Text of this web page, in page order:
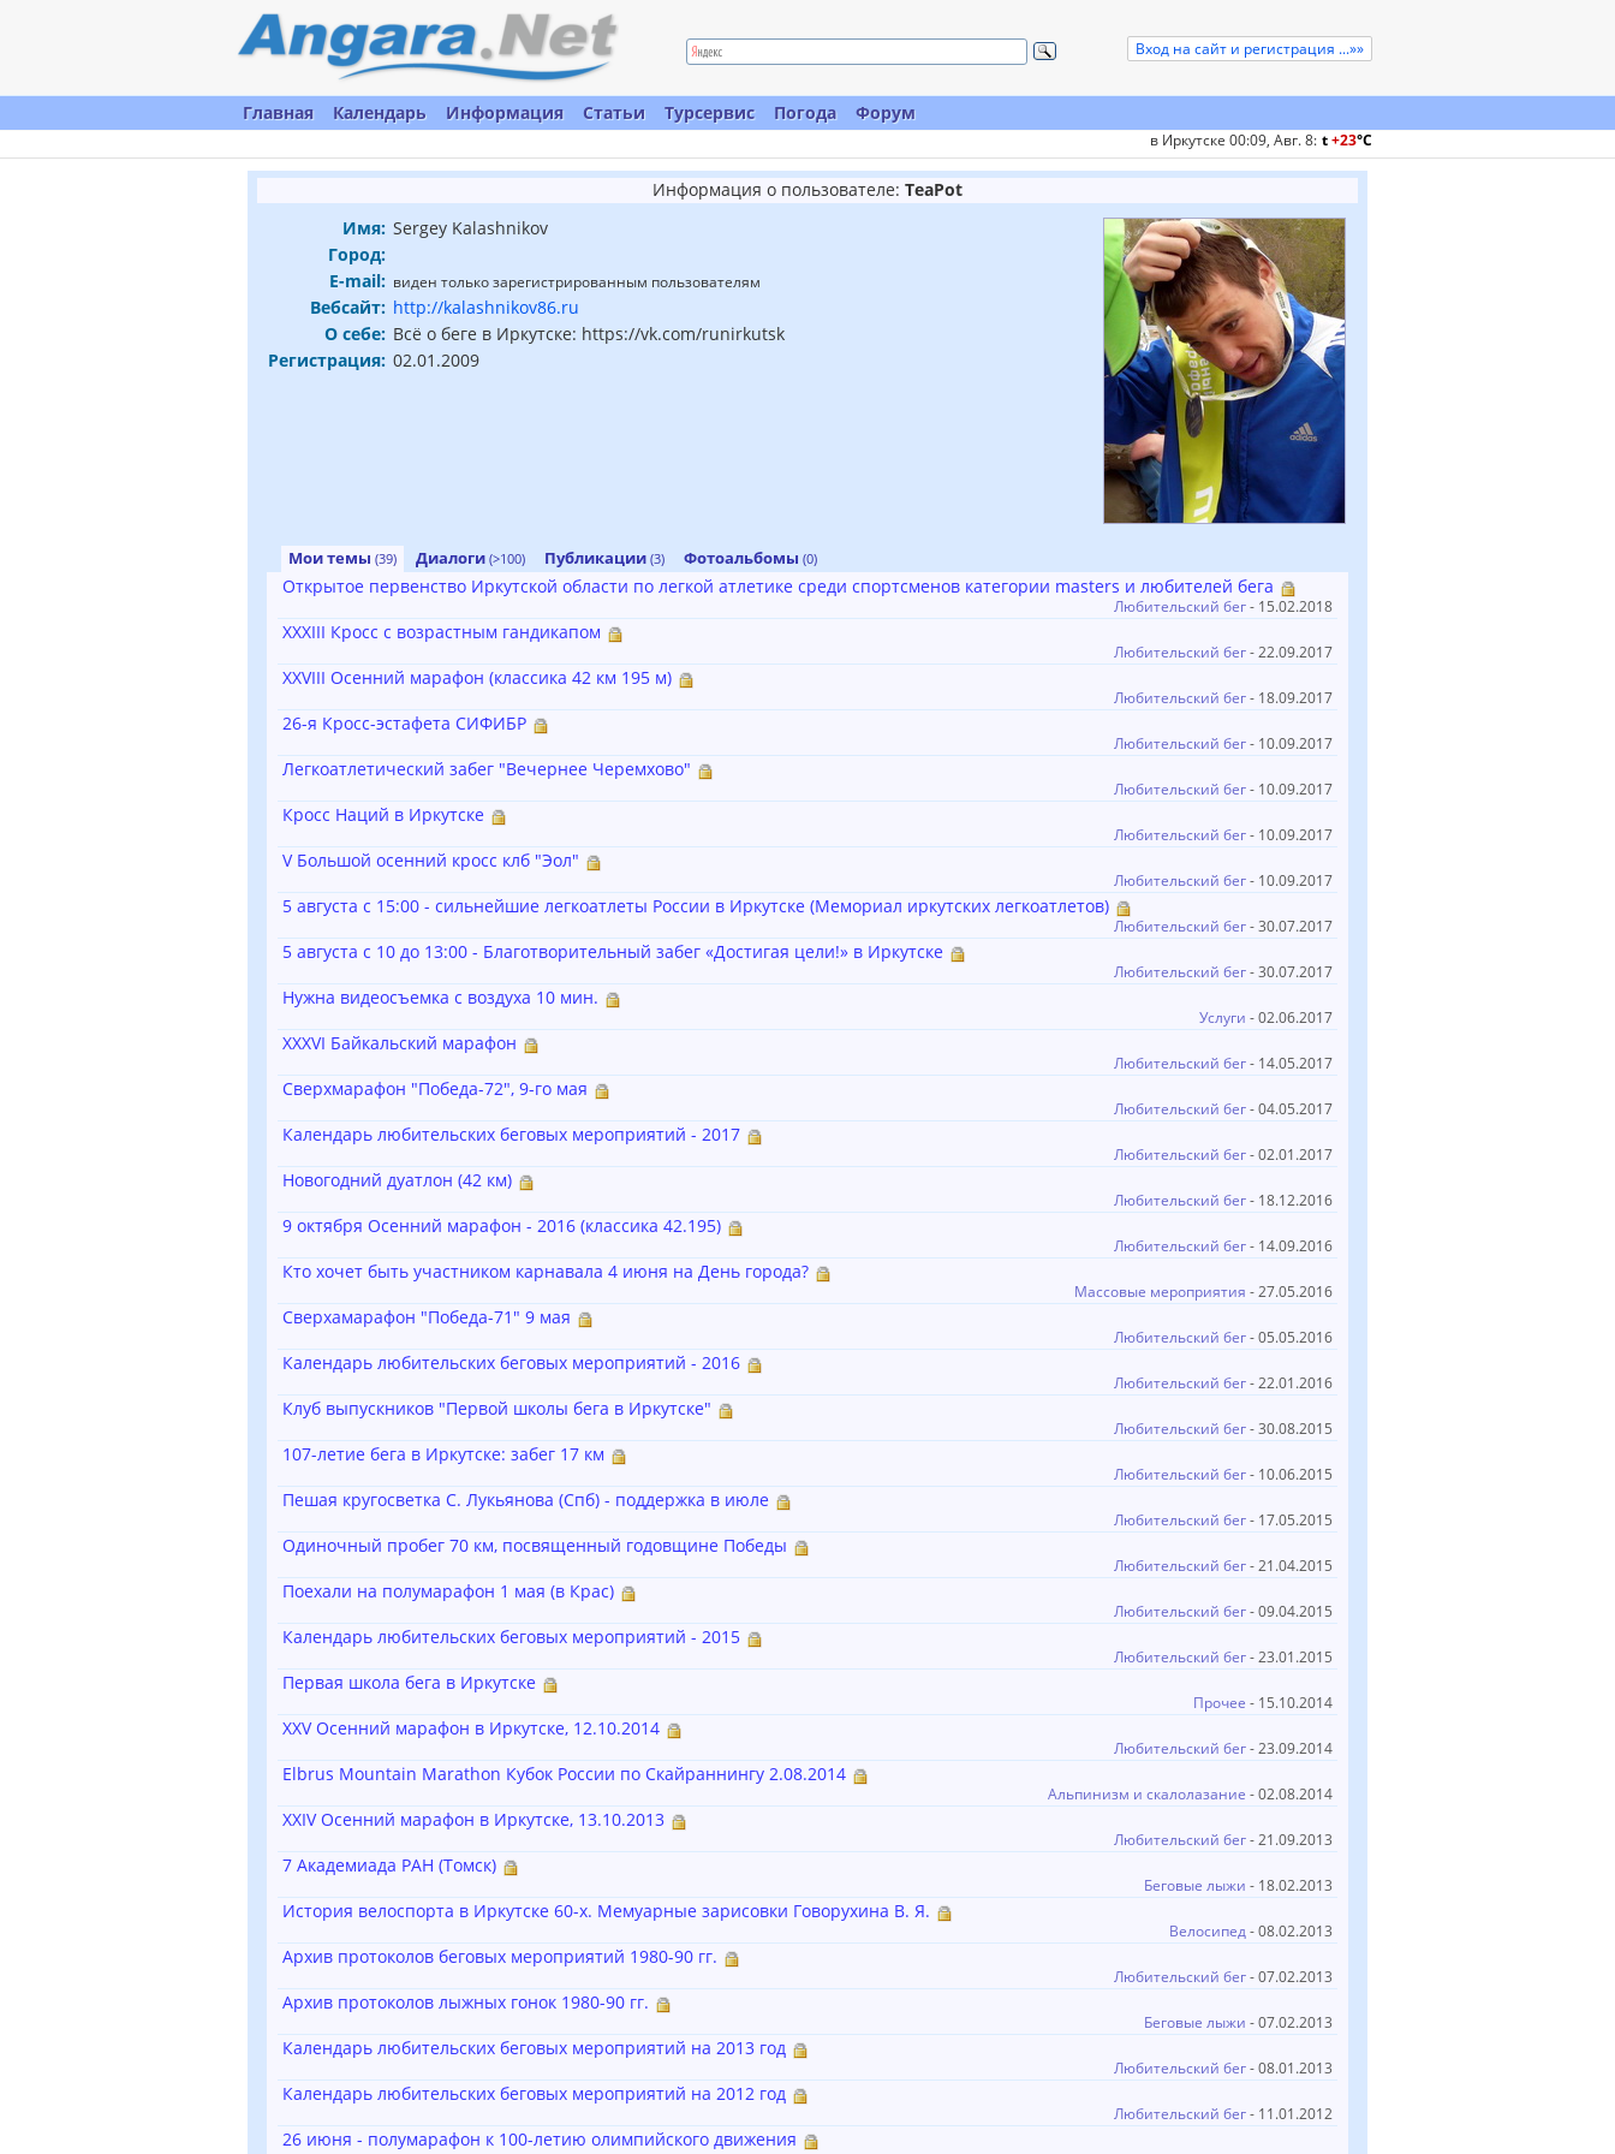
Вход на сайт и регистрация ...»»
Главная Календарь Информация Статьи Турсервис Погода Форум
в Иркутске 00:09, Авг. 8: t+23°C
Информация о пользователе: TeaPot
Имя: Sergey Kalashnikov
Город:
E-mail: виден только зарегистрированным пользователям
Вебсайт: http://kalashnikov86.ru
О себе: Всё о беге в Иркутске: https://vk.com/runirkutsk
Регистрация: 02.01.2009
Мои темы (39) Диалоги (>100) Публикации (3) Фотоальбомы (0)
Открытое первенство Иркутской области по легкой атлетике среди спортсменов категории masters и любителей бега
Любительский бег- 15.02.2018
XXXIII Кросс с возрастным гандикапом
Любительский бег- 22.09.2017
ХХVIII Осенний марафон (классика 42 км 195 м)
Любительский бег- 18.09.2017
26-я Кросс-эстафета СИФИБР
Любительский бег- 10.09.2017
Легкоатлетический забег "Вечернее Черемхово"
Любительский бег- 10.09.2017
Кросс Наций в Иркутске
Любительский бег- 10.09.2017
V Большой осенний кросс клб "Эол"
Любительский бег- 10.09.2017
5 августа с 15:00 - сильнейшие легкоатлеты России в Иркутске (Мемориал иркутских легкоатлетов)
Любительский бег- 30.07.2017
5 августа с 10 до 13:00 - Благотворительный забег «Достигая цели!» в Иркутске
Любительский бег- 30.07.2017
Нужна видеосъемка с воздуха 10 мин.
Услуги - 02.06.2017
XXXVI Байкальский марафон
Любительский бег- 14.05.2017
Сверхмарафон "Победа-72", 9-го мая
Любительский бег- 04.05.2017
Календарь любительских беговых мероприятий - 2017
Любительский бег- 02.01.2017
Новогодний дуатлон (42 км)
Любительский бег- 18.12.2016
9 октября Осенний марафон - 2016 (классика 42.195)
Любительский бег- 14.09.2016
Кто хочет быть участником карнавала 4 июня на День города?
Массовые мероприятия - 27.05.2016
Сверхамарафон "Победа-71" 9 мая
Любительский бег- 05.05.2016
Календарь любительских беговых мероприятий - 2016
Любительский бег- 22.01.2016
Клуб выпускников "Первой школы бега в Иркутске"
Любительский бег- 30.08.2015
107-летие бега в Иркутске: забег 17 км
Любительский бег- 10.06.2015
Пешая кругосветка С. Лукьянова (Спб) - поддержка в июле
Любительский бег- 17.05.2015
Одиночный пробег 70 км, посвященный годовщине Победы
Любительский бег- 21.04.2015
Поехали на полумарафон 1 мая (в Крас)
Любительский бег- 09.04.2015
Календарь любительских беговых мероприятий - 2015
Любительский бег- 23.01.2015
Первая школа бега в Иркутске
Прочее - 15.10.2014
ХХV Осенний марафон в Иркутске, 12.10.2014
Любительский бег- 23.09.2014
Elbrus Mountain Marathon Кубок России по Скайраннингу 2.08.2014
Альпинизм и скалолазание - 02.08.2014
ХХIV Осенний марафон в Иркутске, 13.10.2013
Любительский бег- 21.09.2013
7 Академиада РАН (Томск)
Беговые лыжи - 18.02.2013
История велоспорта в Иркутске 60-х. Мемуарные зарисовки Говорухина В. Я.
Велосипед- 08.02.2013
Архив протоколов беговых мероприятий 1980-90 гг.
Любительский бег- 07.02.2013
Архив протоколов лыжных гонок 1980-90 гг.
Беговые лыжи - 07.02.2013
Календарь любительских беговых мероприятий на 2013 год
Любительский бег- 08.01.2013
Календарь любительских беговых мероприятий на 2012 год
Любительский бег- 11.01.2012
26 июня - полумарафон к 100-летию олимпийского движения